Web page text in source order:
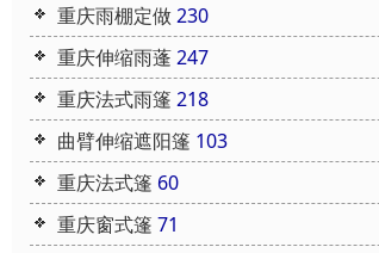
重庆雨棚定做230
重庆伸缩雨蓬247
重庆法式雨篷 218
曲臂伸缩遮阳篷 103
重庆法式篷 60
重庆窗式篷 71